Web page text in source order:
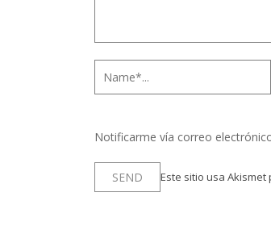
Notificarme vía correo
Este sitio usa